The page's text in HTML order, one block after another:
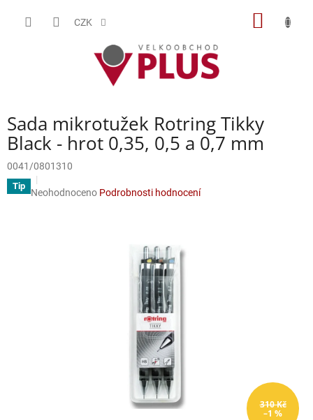
CZK
Sada mikrotužek Rotring Tikky
Black - hrot 0,35, 0,5 a 0,7 mm
0041/0801310
Tip
Průměrné
Neohodnoceno Podrobnosti hodnocení
310 Kč
–1 %